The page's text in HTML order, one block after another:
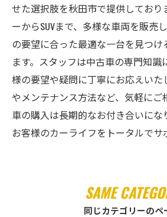
せた選択肢を秋田市で提供しており
ーからSUVまで、多様な車両を販売
の要望に合った最適な一台を見つけ
ます。スタッフは中古車の専門知識
様の要望や疑問に丁寧にお応えいた
やメンテナンス方法など、気軽にご
車の購入は長期的なお付き合いにな
お客様のカーライフをトータルでサ
同じカテゴリーのペ
SAME